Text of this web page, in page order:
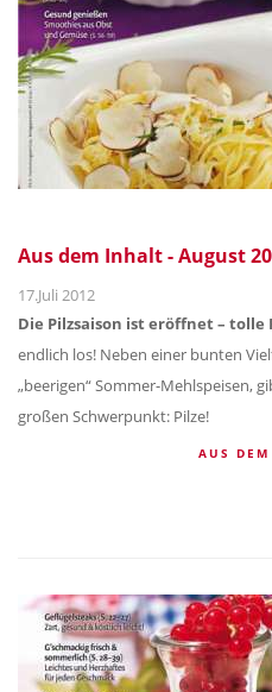
Aus dem Inhalt - August
17.Juli 2012
Die Pilzsaison ist eröffnet – tolle
endlich los! Neben einer bunten
„beerigen“ Sommer-Mehlspeisen,
großen Schwerpunkt: Pilze!
AUS